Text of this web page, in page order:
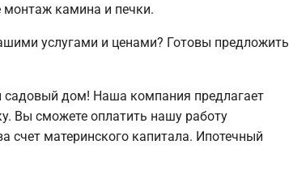
монтаж камина и печки.
услугами и ценами? Готовы предложить
садовый дом! Наша компания предлагает
Вы сможете оплатить нашу работу
счет материнского капитала. Ипотечный